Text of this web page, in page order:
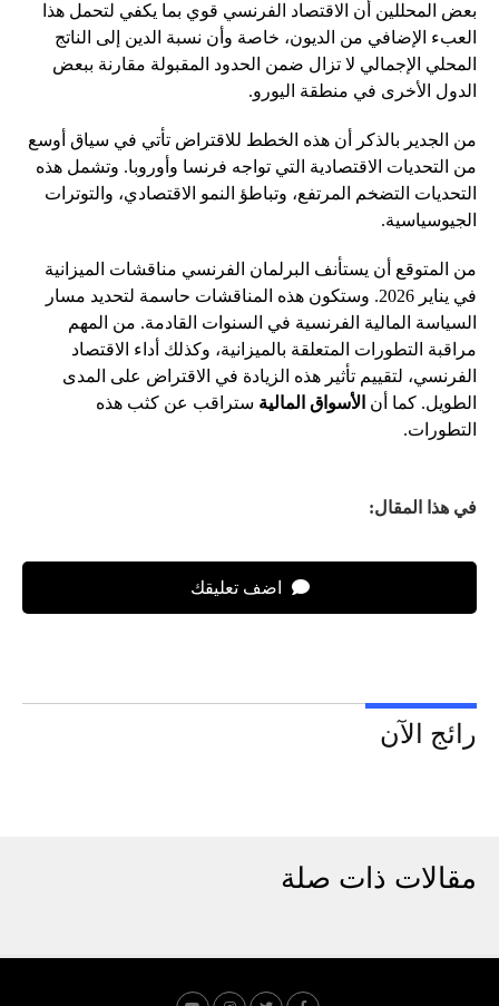
بعض المحللين أن الاقتصاد الفرنسي قوي بما يكفي لتحمل هذا
العبء الإضافي من الديون، خاصة وأن نسبة الدين إلى الناتج
المحلي الإجمالي لا تزال ضمن الحدود المقبولة مقارنة ببعض
الدول الأخرى في منطقة اليورو.
من الجدير بالذكر أن هذه الخطط للاقتراض تأتي في سياق أوسع
من التحديات الاقتصادية التي تواجه فرنسا وأوروبا. وتشمل هذه
التحديات التضخم المرتفع، وتباطؤ النمو الاقتصادي، والتوترات
الجيوسياسية.
من المتوقع أن يستأنف البرلمان الفرنسي مناقشات الميزانية
في يناير 2026. وستكون هذه المناقشات حاسمة لتحديد مسار
السياسة المالية الفرنسية في السنوات القادمة. من المهم
مراقبة التطورات المتعلقة بالميزانية، وكذلك أداء الاقتصاد
الفرنسي، لتقييم تأثير هذه الزيادة في الاقتراض على المدى
الطويل. كما أن الأسواق المالية ستراقب عن كثب هذه
التطورات.
في هذا المقال:
اضف تعليقك
رائج الآن
مقالات ذات صلة